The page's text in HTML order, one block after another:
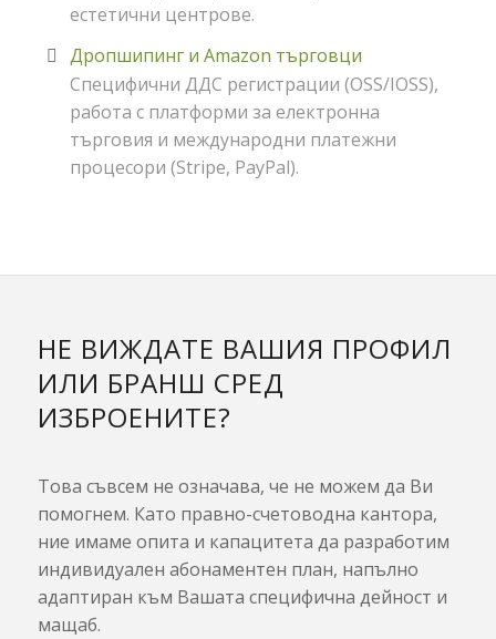
естетични центрове.
Дропшипинг и Amazon търговци
Специфични ДДС регистрации (OSS/IOSS),
работа с платформи за електронна
търговия и международни платежни
процесори (Stripe, PayPal).
НЕ ВИЖДАТЕ ВАШИЯ ПРОФИЛ
ИЛИ БРАНШ СРЕД
ИЗБРОЕНИТЕ?
Това съвсем не означава, че не можем да Ви
помогнем. Като правно-счетоводна кантора,
ние имаме опита и капацитета да разработим
индивидуален абонаментен план, напълно
адаптиран към Вашата специфична дейност и
мащаб.